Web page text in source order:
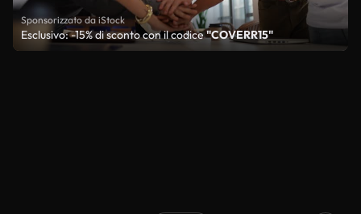
Sponsorizzato da iStock
Esclusivo: -15% di sconto con il codice"COVERR15"